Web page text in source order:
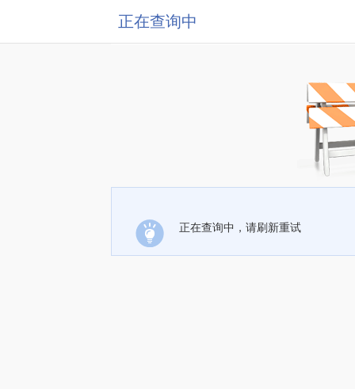
正在查询中
正在查询中，请刷新重试